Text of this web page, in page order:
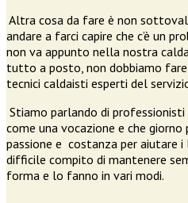
Altra cosa da fare è non
andare a farci capire che c’è un
non va appunto nella nostra
tutto a posto, non dobbiamo
tecnici caldaisti esperti del
Stiamo parlando di
come una vocazione e che giorno
passione e costanza per aiutare
difficile compito di mantenere
forma e lo fanno in vari modi.